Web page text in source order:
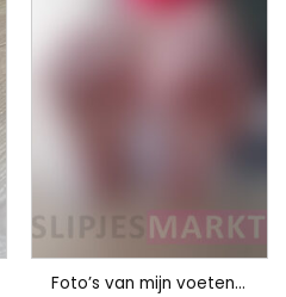
Foto’s van mijn voeten met voetversiering